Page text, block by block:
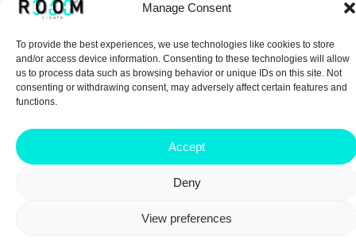
Manage Consent
To provide the best experiences, we use technologies like cookies to store
and/or access device information. Consenting to these technologies will allow
us to process data such as browsing behavior or unique IDs on this site. Not
consenting or withdrawing consent, may adversely affect certain features and
functions.
Accept
Deny
View preferences
+30 698 387 8192
Στείλε μας στο WhatsApp